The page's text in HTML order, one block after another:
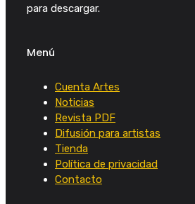
para descargar.
Menú
Cuenta Artes
Noticias
Revista PDF
Difusión para artistas
Tienda
Política de privacidad
Contacto